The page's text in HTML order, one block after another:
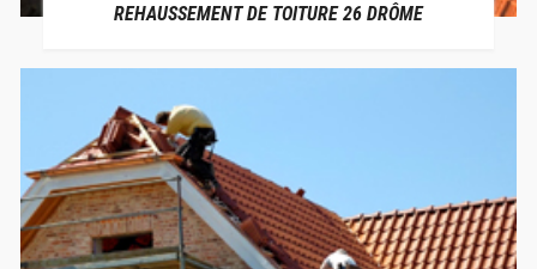
REHAUSSEMENT DE TOITURE 26 DRÔME